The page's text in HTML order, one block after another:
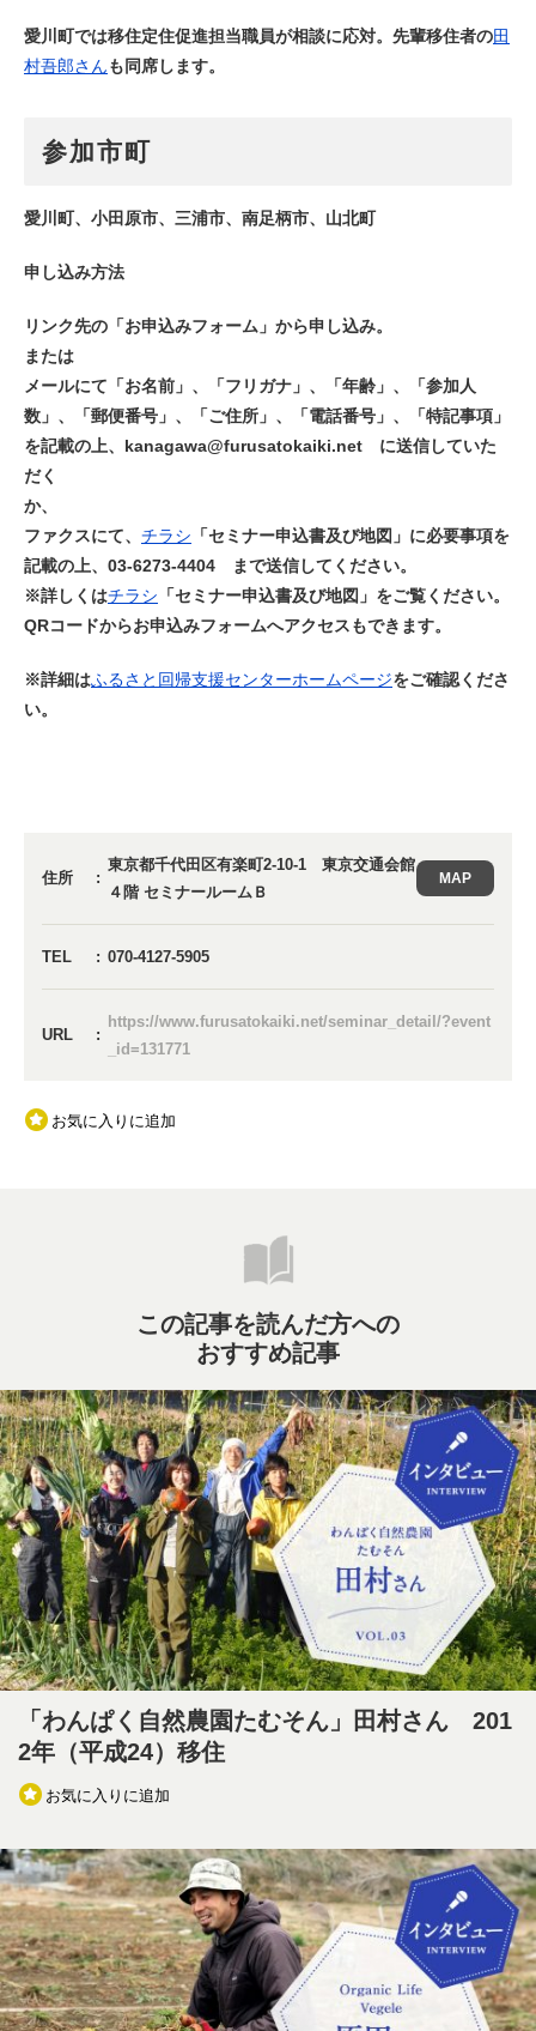
愛川町では移住定住促進担当職員が相談に応対。先輩移住者の田
村吾郎さんも同席します。
参加市町
愛川町、小田原市、三浦市、南足柄市、山北町
申し込み方法
リンク先の「お申込みフォーム」から申し込み。
または
メールにて「お名前」、「フリガナ」、「年齢」、「参加人
数」、「郵便番号」、「ご住所」、「電話番号」、「特記事項」
を記載の上、kanagawa@furusatokaiki.net に送信していた
だく
か
ファクスにて、 チラシ 「セミナー申込書及び地図」に必要事項を
記載の上、03-6273-4404 まで送信してください。
※詳しくはチラシ 「セミナー申込書及び地図」をご覧ください。
QRコードからお申込みフォームへアクセスもできます。
※詳細はふるさと回帰支援センターホームページをご確認くださ
い。
住所
東京都千代田区有楽町2-10-1 東京交通会館
４階 セミナールームＢ
MAP
TEL 070-4127-5905
URL
https://www.furusatokaiki.net/seminar_detail/?event
_id=131771
お気に入りに追加
この記事を読んだ方への
おすすめ記事
「わんぱく自然農園たむそん」田村さん 201
2年（平成24）移住
お気に入りに追加